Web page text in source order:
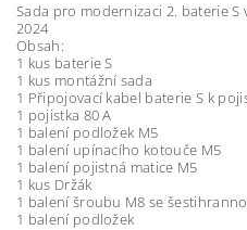
Sada pro modernizaci 2. baterie S
2024
Obsah:
1 kus baterie S
1 kus montážní sada
1 Připojovací kabel baterie S k
1 pojistka 80 A
1 balení podložek M5
1 balení upínacího kotouče M5
1 balení pojistná matice M5
1 kus Držák
1 balení šroubu M8 se
1 balení podložek